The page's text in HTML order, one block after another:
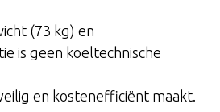
(73 kg) en
is geen koeltechnische
en kostenefficiënt maakt.